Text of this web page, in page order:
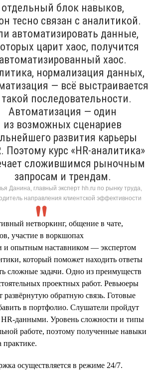
отдельный блок навыков,
тесно связан с аналитикой.
автоматизировать данные,
царит хаос, получится
автоматизированный хаос.
нормализация данных,
— всё выстраивается
такой последовательности.
Автоматизация — один
из возможных сценариев
развития карьеры
Поэтому курс «HR-аналитика»
сложившимся рыночным
запросам и трендам.
Данина, главный эксперт hh.ru по рынку труда,
направления клиентской эффективности
нетворкинг, общение в чате,
участие в воркшопах
и опытным наставником — экспертом
который поможет находить ответы
сложные задачи. Одно из преимуществ
проектных работ. Ревьюеры
развёрнутую обратную связь. Готовые
в портфолио. Слушатели пройдут
HR-данными. Уровень сложности и типы
работе, поэтому полученные навыки
практике.
осуществляется в режиме 24/7.